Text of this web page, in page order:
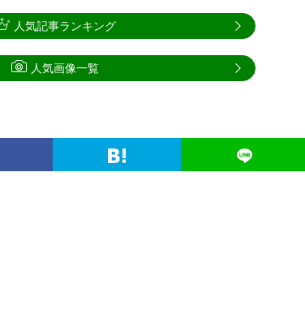
人気記事ランキング
人気画像一覧